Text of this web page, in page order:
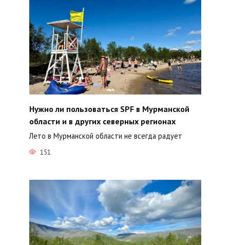
Нужно ли пользоваться SPF в Мурманской
области и в других северных регионах
Лето в Мурманской области не всегда радует
151